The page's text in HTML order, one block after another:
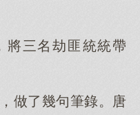
將三名劫匪統統帶
做了幾句筆錄。唐